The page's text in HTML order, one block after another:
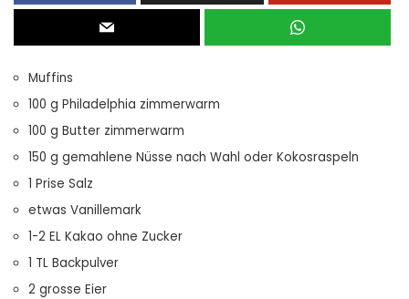
Muffins
100 g Philadelphia zimmerwarm
100 g Butter zimmerwarm
150 g gemahlene Nüsse nach Wahl oder Kokosraspeln
1 Prise Salz
etwas Vanillemark
1-2 EL Kakao ohne Zucker
1 TL Backpulver
2 grosse Eier